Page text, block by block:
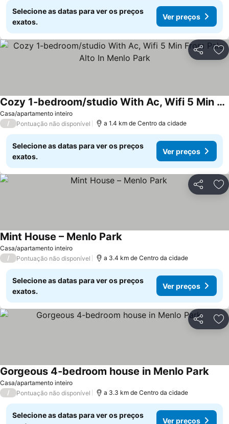
Selecione as datas para ver os preços
exatos.
Ver preços
Partilhar
Casa/apartamento inteiro
Cozy 1-bedroom/studio With Ac, Wifi 5 Min From Palo Alto In Menlo Park
/ Pontuação não disponível a 1.4 km de Centro da cidade
Selecione as datas para ver os preços
exatos.
Ver preços
Partilhar
Casa/apartamento inteiro
Mint House – Menlo Park
/ Pontuação não disponível a 3.4 km de Centro da cidade
Selecione as datas para ver os preços
exatos.
Ver preços
Partilhar
Casa/apartamento inteiro
Gorgeous 4-bedroom house in Menlo Park
/ Pontuação não disponível a 3.3 km de Centro da cidade
Selecione as datas para ver os preços
Ver preços